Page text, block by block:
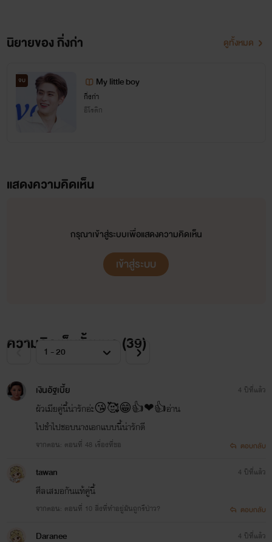
พิตต้า
เพราะหวังลมๆแร้งๆจึงทำให้คิดว่าตัวเองเป็นตัวจริงทั้งที่
นิยายของ กิ่งก่า ดูทั้งหมด
จบ My little boy
กิ่งก่า
อีโรติก
แสดงความคิดเห็น
กรุณาเข้าสู่ระบบเพื่อแสดงความคิดเห็น
เข้าสู่ระบบ
ความคิดเห็นทั้งหมด (39)
เงินอัฐเบี้ย
ผัวเมียคู่นี้น่ารักอ่ะ😘🥰😁👍❤👍อ่าน
ไปขำไปชอบนางเอกแบบนี้น่ารักดี
จากตอน: ตอนที่ 48 เรื่องที่ขอ
4 ปีที่แล้ว
ตอบกลับ
tawan
ศีลเสมอกันแท้คู่นี้
จากตอน: ตอนที่ 10 สิ่งที่ทำอยู่มันถูกรึป่าว?
4 ปีที่แล้ว
ตอบกลับ
Daranee 4 ปีที่แล้ว